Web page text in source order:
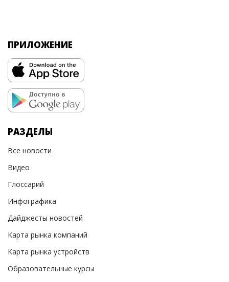
ПРИЛОЖЕНИЕ
РАЗДЕЛЫ
Все новости
Видео
Глоссарий
Инфографика
Дайджесты новостей
Карта рынка компаний
Карта рынка устройств
Образовательные курсы